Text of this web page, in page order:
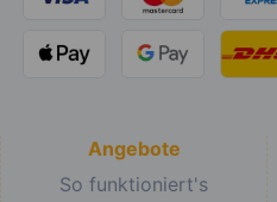
Angebote
So funktioniert's